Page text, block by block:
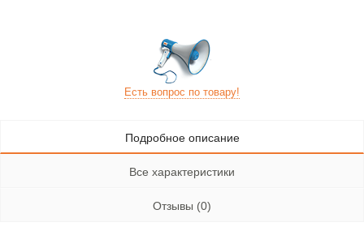
Есть вопрос по товару!
Подробное описание
Все характеристики
Отзывы (0)